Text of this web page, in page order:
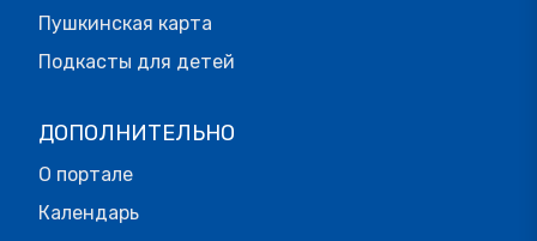
Пушкинская карта
Подкасты для детей
ДОПОЛНИТЕЛЬНО
О портале
Календарь